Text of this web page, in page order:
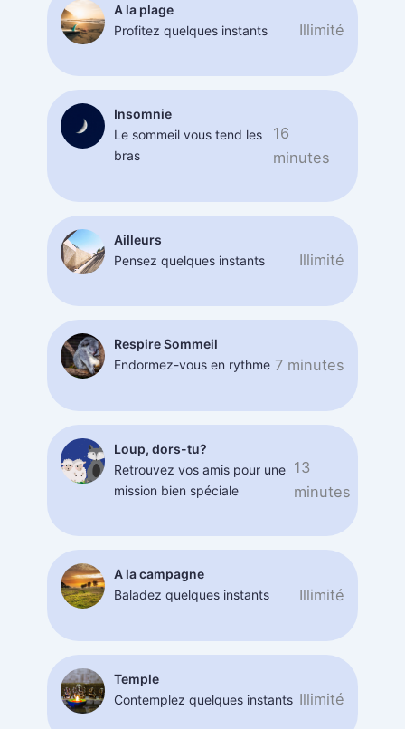
A la plage
Profitez quelques instants
Illimité
Insomnie
Le sommeil vous tend les
bras
16
minutes
Ailleurs
Pensez quelques instants
Illimité
Respire Sommeil
Endormez-vous en rythme 7 minutes
Loup, dors-tu?
Retrouvez vos amis pour une
mission bien spéciale
13
minutes
A la campagne
Baladez quelques instants
Illimité
Temple
Contemplez quelques instants Illimité